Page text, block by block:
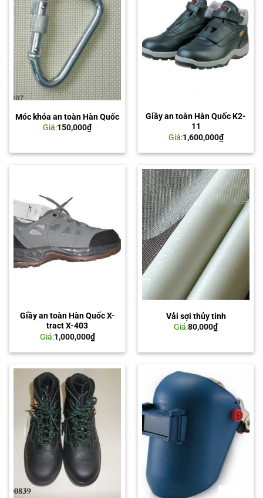
Móc khóa an toàn Hàn Quốc
Giá:150,000₫
Giầy an toàn Hàn Quốc K2-
11
Giá:1,600,000₫
Giầy an toàn Hàn Quốc X-
tract X-403
Giá:1,000,000₫
Vải sợi thủy tinh
Giá:80,000₫